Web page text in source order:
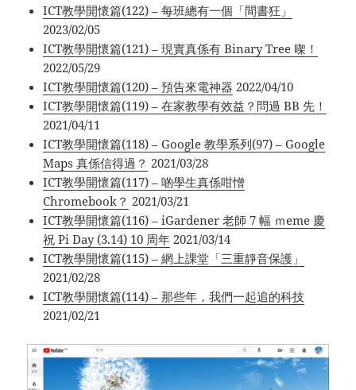
ICT教學開懷篇(122) – 每班總有一個「間書狂」
2023/02/05
ICT教學開懷篇(121) – 現實真係有 Binary Tree 㗎！
2022/05/29
ICT教學開懷篇(120) – 預告來電神器 2022/04/10
ICT教學開懷篇(119) – 在家教學有效益？問過 BB 先！
2021/04/11
ICT教學開懷篇(118) – Google 教學系列(97) – Google
Maps 真係信得過？ 2021/03/28
ICT教學開懷篇(117) – 啲學生真係咁憎
Chromebook？ 2021/03/21
ICT教學開懷篇(116) – iGardener 老師 7 幅 ｍeme 慶
祝 Pi Day (3.14) 10 周年 2021/03/14
ICT教學開懷篇(115) – 網上課堂「三重靜音保護」
2021/02/28
ICT教學開懷篇(114) – 那些年，我們一起追的科技
2021/02/21